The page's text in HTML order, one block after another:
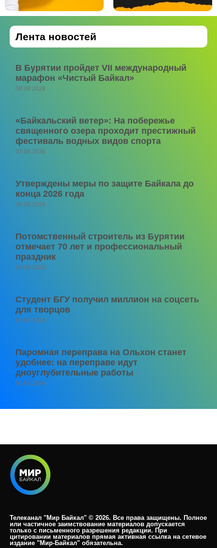
Лента новостей
В Бурятии пройдет VII международный
марафон «Чистый Байкал»
08.08.2026
«Байкальский ветер»: На побережье
священного озера проходит престижный
фестиваль водных видов спорта
07.08.2026
Утверждены меры по защите Байкала до
конца 2026 года
06.08.2026
Потомственный строитель из Бурятии
отмечает 70 лет и профессиональный
праздник
06.08.2026
Студент БГУ получил миллион на соцсеть
для творцов
06.08.2026
Паромная переправа на Ольхон станет
удобнее: на переправе идут
дноуглубительные работы
06.08.2026
Телеканал "Мир Байкал" © 2026. Все права защищены. Полное
или частичное заимствование материалов допускается
только с письменного разрешения редакции. При
цитировании материалов прямая активная ссылка на сетевое
издание "Мир-Байкал" обязательна.​